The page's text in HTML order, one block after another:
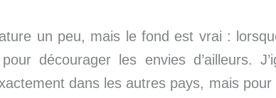
un peu, mais le fond est vrai :
décourager les envies d’ailleurs.
dans les autres pays, mais